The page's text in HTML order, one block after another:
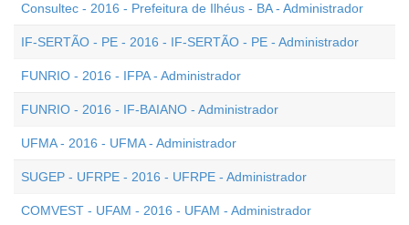
Consultec - 2016 - Prefeitura de Ilhéus - BA - Administrador
IF-SERTÃO - PE - 2016 - IF-SERTÃO - PE - Administrador
FUNRIO - 2016 - IFPA - Administrador
FUNRIO - 2016 - IF-BAIANO - Administrador
UFMA - 2016 - UFMA - Administrador
SUGEP - UFRPE - 2016 - UFRPE - Administrador
COMVEST - UFAM - 2016 - UFAM - Administrador